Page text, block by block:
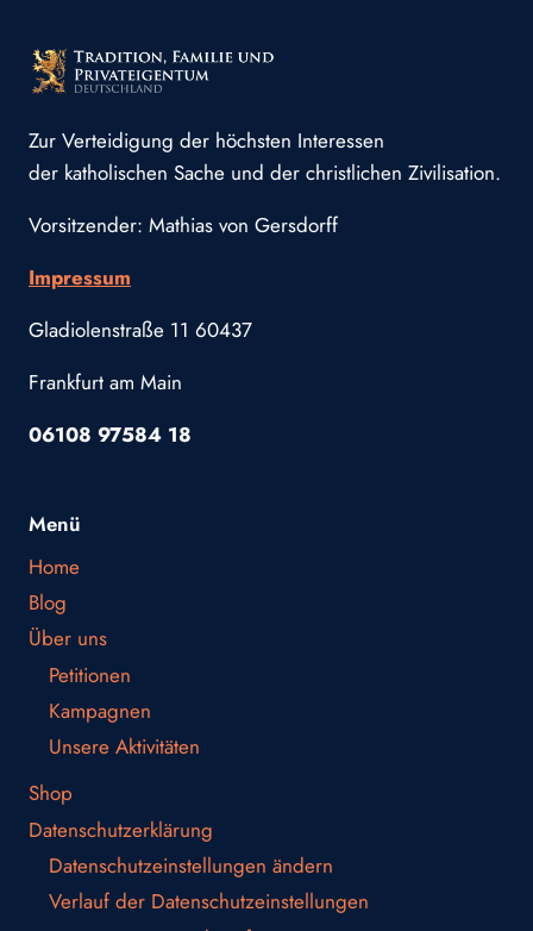
Zur Verteidigung der höchsten Interessen
der katholischen Sache und der christlichen Zivilisation.
Vorsitzender: Mathias von Gersdorff
Impressum
Gladiolenstraße 11 60437
Frankfurt am Main
06108 97584 18
Menü
Home
Blog
Über uns
Petitionen
Kampagnen
Unsere Aktivitäten
Shop
Datenschutzerklärung
Datenschutzeinstellungen ändern
Verlauf der Datenschutzeinstellungen